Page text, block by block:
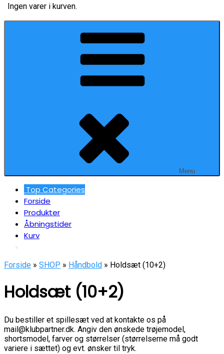
Ingen varer i kurven.
Menu
Top Categories
Forside
Produkter
Åbningstider
Kurv
Forside » SHOP » Håndbold » Holdsæt (10+2)
Holdsæt (10+2)
Du bestiller et spillesæt ved at kontakte os på
mail@klubpartner.dk. Angiv den ønskede trøjemodel,
shortsmodel, farver og størrelser (størrelserne må godt
variere i sættet) og evt. ønsker til tryk.